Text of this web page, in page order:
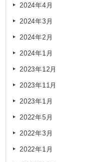
2024年4月
2024年3月
2024年2月
2024年1月
2023年12月
2023年11月
2023年1月
2022年5月
2022年3月
2022年1月